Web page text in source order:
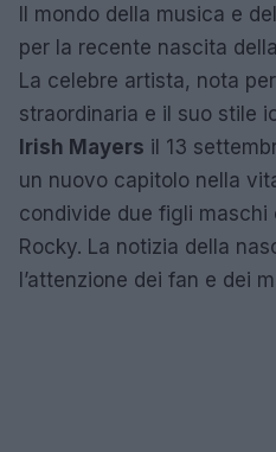
Il mondo della musica e
per la recente nascita
La celebre artista, nota
straordinaria e il suo stile
Irish Mayers il 13
un nuovo capitolo nella
condivide due figli maschi
Rocky. La notizia della
l’attenzione dei fan e dei